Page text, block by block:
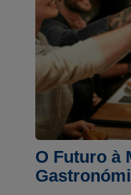
O Futuro à